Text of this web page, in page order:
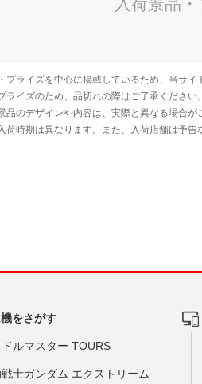
をさがす
ルマスター TOURS
士ガンダム エクストリーム